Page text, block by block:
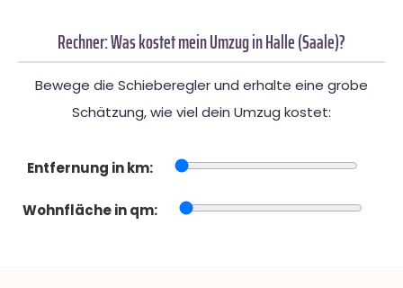
Rechner: Was kostet mein Umzug in Halle (Saale)?
Bewege die Schieberegler und erhalte eine grobe
Schätzung, wie viel dein Umzug kostet:
Entfernung in km:
Wohnfläche in qm: